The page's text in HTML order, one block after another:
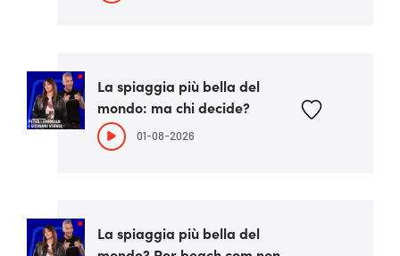
La spiaggia più bella del
mondo: ma chi decide?
01-08-2026
La spiaggia più bella del